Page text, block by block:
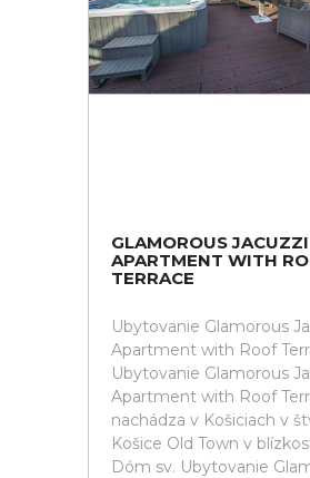
GLAMOROUS
APARTMENT WITH
TERRACE
Ubytovanie Glamorous
Apartment with Roof
Ubytovanie Glamorous
Apartment with Roof
nachádza v Košiciach v
Košice Old Town v
Dóm sv. Ubytovanie